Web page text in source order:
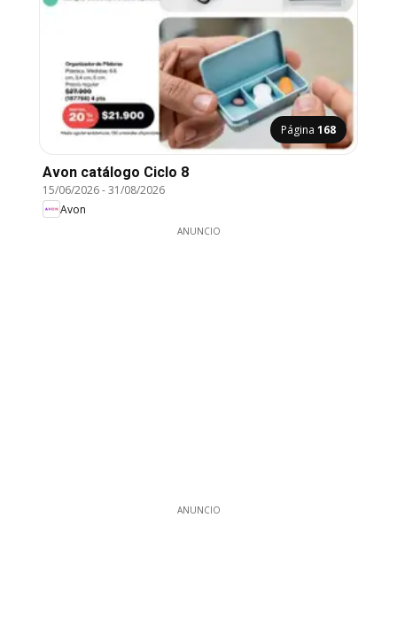
Página 168
Avon catálogo Ciclo 8
15/06/2026-31/08/2026
Avon
ANUNCIO
ANUNCIO